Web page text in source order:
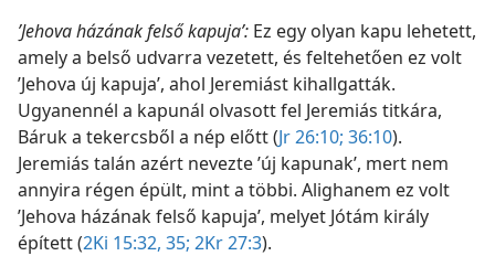
’Jehova házának felső kapuja’: Ez egy olyan kapu lehetett,
amely a belső udvarra vezetett, és feltehetően ez volt
’Jehova új kapuja’, ahol Jeremiást kihallgatták.
Ugyanennél a kapunál olvasott fel Jeremiás titkára,
Báruk a tekercsből a nép előtt (Jr 26:10; 36:10).
Jeremiás talán azért nevezte ’új kapunak’, mert nem
annyira régen épült, mint a többi. Alighanem ez volt
’Jehova házának felső kapuja’, melyet Jótám király
épített (2Ki 15:32, 35; 2Kr 27:3).